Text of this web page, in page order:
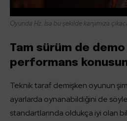
Oyunda Hz. İsa bu şekilde karşımıza
Tam sürüm de
performans
Teknik taraf demişken oyunun
ayarlarda oynanabildiğini de
standartlarında oldukça iyi olan